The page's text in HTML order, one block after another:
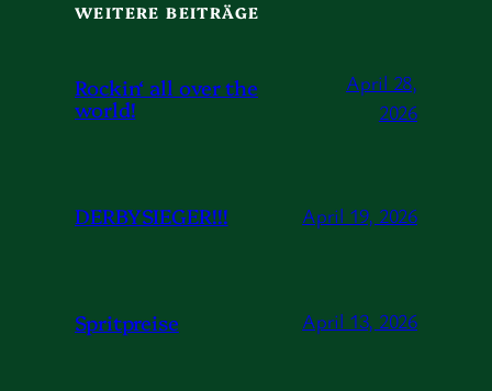
WEITERE BEITRÄGE
Rockin‘ all over the
world!
April 28,
2026
DERBYSIEGER!!! April 19, 2026
Spritpreise April 13, 2026